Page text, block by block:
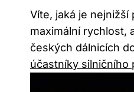
Víte, jaká je
maximální rychlost,
českých dálnicích
účastníky silničního